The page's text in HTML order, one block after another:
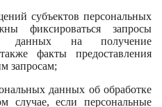
субъектов персональных
фиксироваться запросы
данных на получение
факты предоставления
запросам;
данных об обработке
случае, если персональные